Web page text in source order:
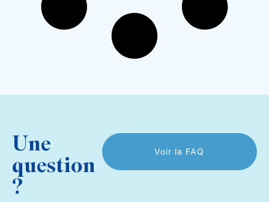
Une
question
?
Voir la FAQ